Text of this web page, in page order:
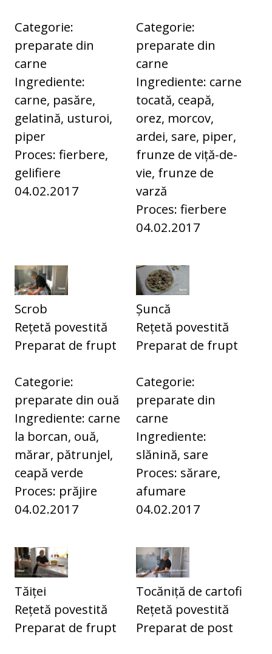
Categorie:
preparate din
carne
Ingrediente:
carne, pasăre,
gelatină, usturoi,
piper
Proces: fierbere,
gelifiere
04.02.2017
Categorie:
preparate din
carne
Ingrediente: carne
tocată, ceapă,
orez, morcov,
ardei, sare, piper,
frunze de viță-de-
vie, frunze de
varză
Proces: fierbere
04.02.2017
Scrob
Rețetă povestită
Preparat de frupt
Categorie:
preparate din ouă
Ingrediente: carne
la borcan, ouă,
mărar, pătrunjel,
ceapă verde
Proces: prăjire
04.02.2017
Șuncă
Rețetă povestită
Preparat de frupt
Categorie:
preparate din
carne
Ingrediente:
slănină, sare
Proces: sărare,
afumare
04.02.2017
Tăiței
Rețetă povestită
Preparat de frupt
Tocăniță de cartofi
Rețetă povestită
Preparat de post